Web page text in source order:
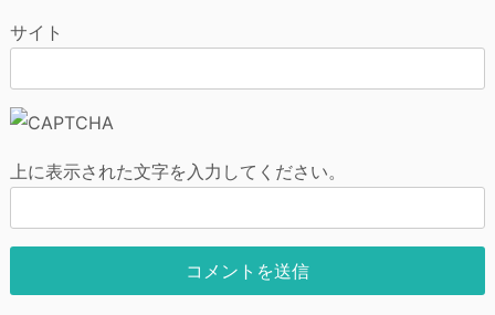
サイト
上に表示された文字を入力してください。